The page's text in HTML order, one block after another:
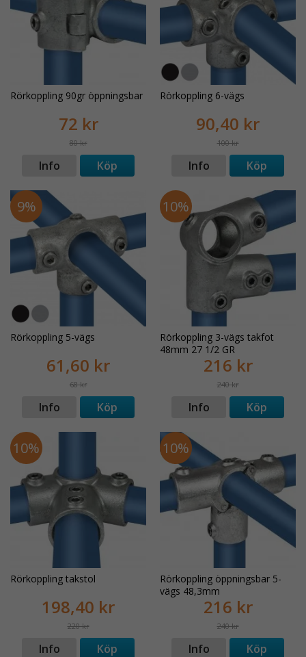
Rörkoppling 90gr öppningsbar
72 kr
80 kr
Info Köp
Rörkoppling 6-vägs
90,40 kr
100 kr
Info Köp
9%
Rörkoppling 5-vägs
61,60 kr
68 kr
Info Köp
10%
Rörkoppling 3-vägs takfot
48mm 27 1/2 GR
216 kr
240 kr
Info Köp
10%
Rörkoppling takstol
198,40 kr
220 kr
Info Köp
10%
Rörkoppling öppningsbar 5-
vägs 48,3mm
216 kr
240 kr
Info Köp